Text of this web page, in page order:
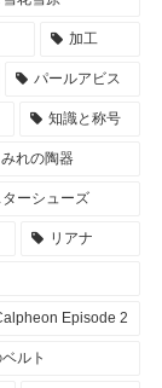
加工
パールアビス
知識と称号
れの陶器
ーシューズ
リアナ
Episode 2
ルト